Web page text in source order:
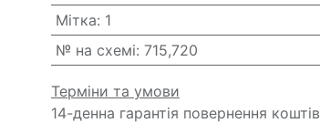
Мітка: 1
№ на схемі: 715,720
Терміни та умови
14-денна гарантія повернення коштів